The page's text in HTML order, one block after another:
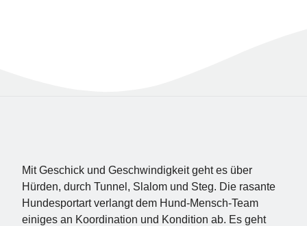
Mit Geschick und Geschwindigkeit geht es über
Hürden, durch Tunnel, Slalom und Steg. Die rasante
Hundesportart verlangt dem Hund-Mensch-Team
einiges an Koordination und Kondition ab. Es geht